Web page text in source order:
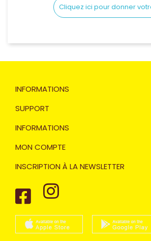
Cliquez ici pour donner
INFORMATIONS
SUPPORT
INFORMATIONS
MON COMPTE
INSCRIPTION À LA NEWSLETTER